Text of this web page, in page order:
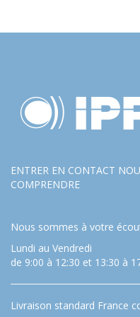
ENTRER EN CONTACT
COMPRENDRE
Nous sommes à votre
Lundi au Vendredi
de 9:00 à 12:30 et 13:30 à
Livraison standard France